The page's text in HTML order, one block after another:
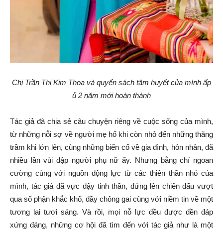
Chị Trần Thị Kim Thoa và quyển sách tâm huyết của mình ấp
ủ 2 năm mới hoàn thành
Tác giả đã chia sẻ câu chuyện riêng về cuộc sống của mình,
từ những nỗi sợ về người mẹ hổ khi còn nhỏ đến những thăng
trầm khi lớn lên, cùng những biến cố về gia đình, hôn nhân, đã
nhiều lần vùi dập người phụ nữ ấy. Nhưng bằng chí ngoan
cường cùng với nguồn động lực từ các thiên thần nhỏ của
mình, tác giả đã vực dậy tinh thần, đứng lên chiến đấu vượt
qua số phận khắc khổ, đầy chông gai cùng với niềm tin về một
tương lai tươi sáng. Và rồi, mọi nỗ lực đều được đền đáp
xứng đáng, những cơ hội đã tìm đến với tác giả như là một